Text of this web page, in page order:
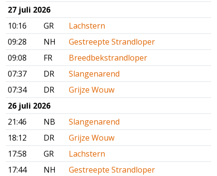
27 juli 2026
10:16
GR
Lachstern
09:28
NH
Gestreepte Strandloper
09:08
FR
Breedbekstrandloper
07:37
DR
Slangenarend
07:34
DR
Grijze Wouw
26 juli 2026
21:46
NB
Slangenarend
18:12
DR
Grijze Wouw
17:58
GR
Lachstern
17:44
NH
Gestreepte Strandloper